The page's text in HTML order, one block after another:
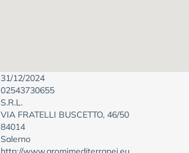
31/12/2024
02543730655
S.R.L.
VIA FRATELLI BUSCETTO, 46/50
84014
Salerno